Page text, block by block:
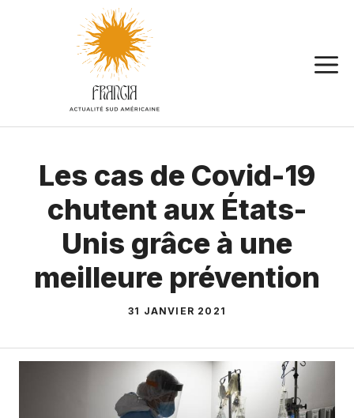
Les cas de Covid-19
chutent aux États-
Unis grâce à une
meilleure prévention
31 JANVIER 2021